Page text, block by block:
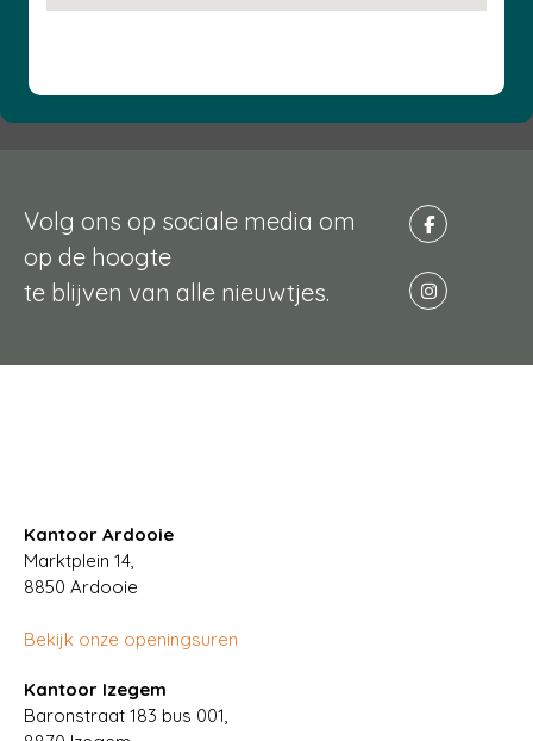
Volg ons op sociale media om
op de hoogte
te blijven van alle nieuwtjes.
Kantoor Ardooie
Marktplein 14,
8850 Ardooie
Bekijk onze openingsuren
Kantoor Izegem
Baronstraat 183 bus 001,